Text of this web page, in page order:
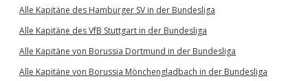
Alle Kapitäne des Hamburger SV in der Bundesliga
Alle Kapitäne des VfB Stuttgart in der Bundesliga
Alle Kapitäne von Borussia Dortmund in der Bundesliga
Alle Kapitäne von Borussia Mönchengladbach in der Bundesliga